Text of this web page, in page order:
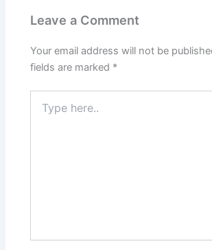
Leave a Comment
Your email address will not be
fields are marked *
here..